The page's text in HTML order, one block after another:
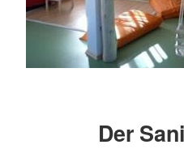
Der